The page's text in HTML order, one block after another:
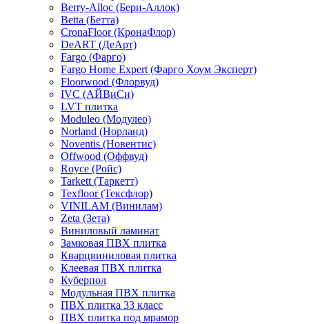
Berry-Alloc (Бери-Аллок)
Betta (Бетта)
CronaFloor (КронаФлор)
DeART (ДеАрт)
Fargo (Фарго)
Fargo Home Expert (Фарго Хоум Эксперт)
Floorwood (Флорвуд)
IVC (АЙВиСи)
LVT плитка
Moduleo (Модулео)
Norland (Норланд)
Noventis (Новентис)
Offwood (Оффвуд)
Royce (Ройс)
Tarkett (Таркетт)
Texfloor (Тексфлор)
VINILAM (Винилам)
Zeta (Зета)
Виниловый ламинат
Замковая ПВХ плитка
Кварцвиниловая плитка
Клеевая ПВХ плитка
Куберпол
Модульная ПВХ плитка
ПВХ плитка 33 класс
ПВХ плитка под мрамор